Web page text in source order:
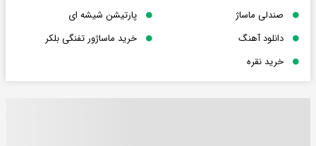
صندلی ماساژ
پارتیشن شیشه ای
دانلود آهنگ
خرید ماساژور تفنگی بلکر
خرید نقره